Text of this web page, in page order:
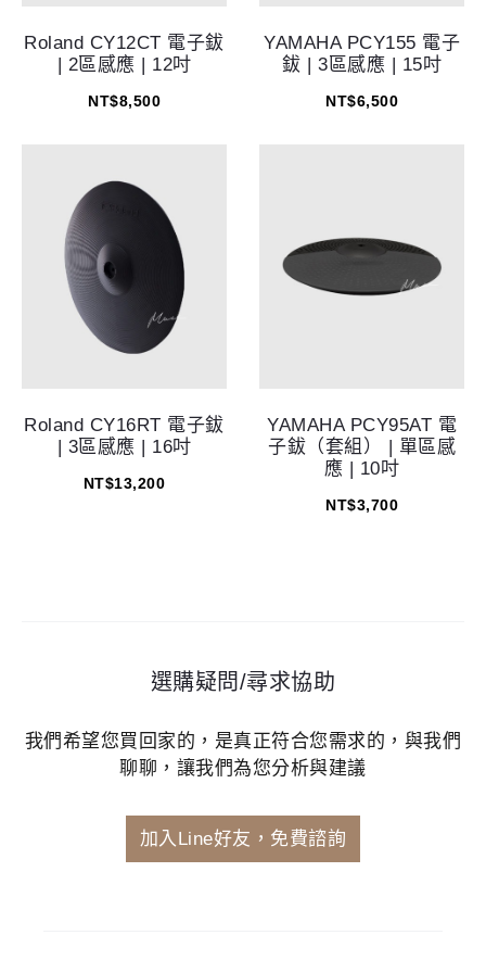
Roland CY12CT 電子鈸
| 2區感應 | 12吋
NT$8,500
YAMAHA PCY155 電子
鈸 | 3區感應 | 15吋
NT$6,500
Roland CY16RT 電子鈸
| 3區感應 | 16吋
NT$13,200
YAMAHA PCY95AT 電
子鈸（套組） | 單區感
應 | 10吋
NT$3,700
選購疑問/尋求協助
我們希望您買回家的，是真正符合您需求的，與我們
聊聊，讓我們為您分析與建議
加入Line好友，免費諮詢